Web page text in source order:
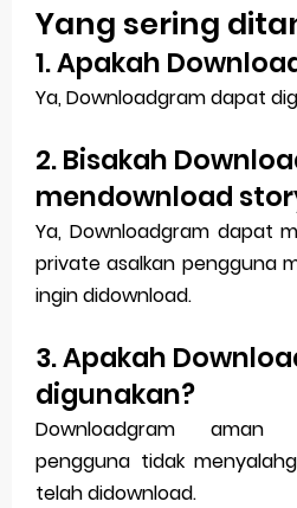
Yang sering
1. Apakah
Ya, Downloadgram dapat
2. Bisakah
mendownload
Ya, Downloadgram dapat
private asalkan pengguna
ingin didownload.
3. Apakah
digunakan?
Downloadgram aman
pengguna tidak
telah didownload.